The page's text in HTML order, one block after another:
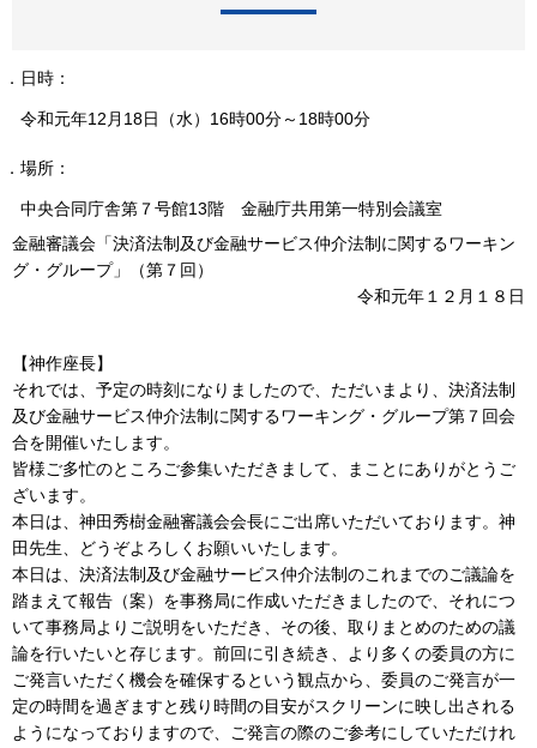
日時：
令和元年12月18日（水）16時00分～18時00分
場所：
中央合同庁舎第７号館13階 金融庁共用第一特別会議室
金融審議会「決済法制及び金融サービス仲介法制に関するワーキン
グ・グループ」（第７回）
令和元年１２月１８日
【神作座長】
それでは、予定の時刻になりましたので、ただいまより、決済法制
及び金融サービス仲介法制に関するワーキング・グループ第７回会
合を開催いたします。
皆様ご多忙のところご参集いただきまして、まことにありがとうご
ざいます。
本日は、神田秀樹金融審議会会長にご出席いただいております。神
田先生、どうぞよろしくお願いいたします。
本日は、決済法制及び金融サービス仲介法制のこれまでのご議論を
踏まえて報告（案）を事務局に作成いただきましたので、それにつ
いて事務局よりご説明をいただき、その後、取りまとめのための議
論を行いたいと存じます。前回に引き続き、より多くの委員の方に
ご発言いただく機会を確保するという観点から、委員のご発言が一
定の時間を過ぎますと残り時間の目安がスクリーンに映し出される
ようになっておりますので、ご発言の際のご参考にしていただけれ